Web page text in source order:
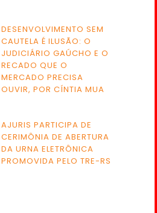
DESENVOLVIMENTO SEM
CAUTELA É ILUSÃO: O
JUDICIÁRIO GAÚCHO E O
RECADO QUE O
MERCADO PRECISA
OUVIR, POR CÍNTIA MUA
AJURIS PARTICIPA DE
CERIMÔNIA DE ABERTURA
DA URNA ELETRÔNICA
PROMOVIDA PELO TRE-RS